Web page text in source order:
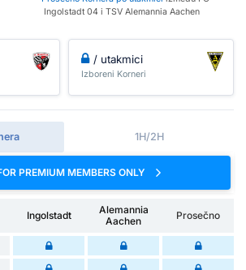
Ingolstadt 04 i TSV Alemannia Aachen
/ utakmici
Izboreni Korneri
1H/2H
PREMIUM MEMBERS ONLY
Ingolstadt
Alemannia
Aachen
Prosečno